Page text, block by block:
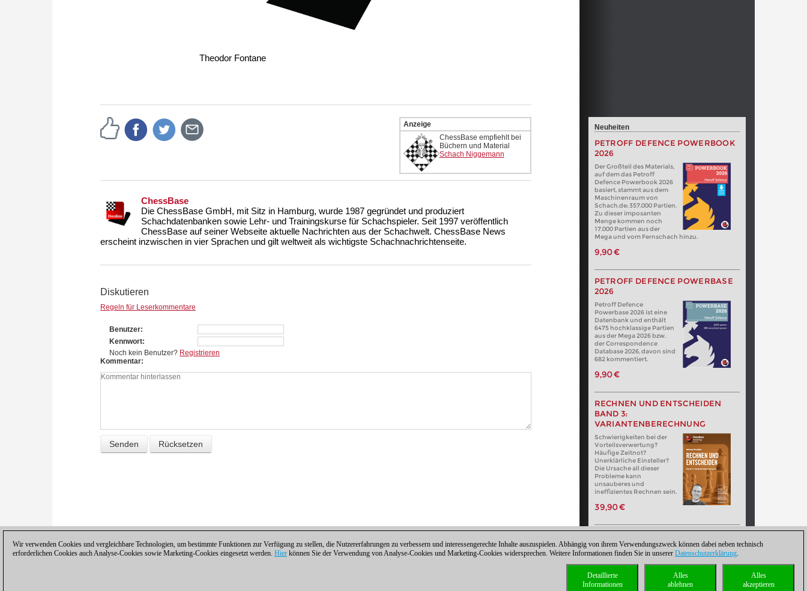
Theodor Fontane
Anzeige
ChessBase empfiehlt bei
Büchern und Material
Schach Niggemann
ChessBase
Die ChessBase GmbH, mit Sitz in Hamburg, wurde 1987 gegründet und produziert
Schachdatenbanken sowie Lehr- und Trainingskurse für Schachspieler. Seit 1997 veröffentlich
ChessBase auf seiner Webseite aktuelle Nachrichten aus der Schachwelt. ChessBase News
erscheint inzwischen in vier Sprachen und gilt weltweit als wichtigste Schachnachrichtenseite.
Diskutieren
Regeln für Leserkommentare
Benutzer
Kennwort
Noch kein Benutzer? Registrieren
Kommentar
Neuheiten
PETROFF DEFENCE POWERBOOK
2026
Der Großteil des Materials,
auf dem das Petroff
Defence Powerbook 2026
basiert, stammt aus dem
Maschinenraum von
Schach.de: 357.000 Partien.
Zu dieser imposanten
Menge kommen noch
17.000 Partien aus der
Mega und vom Fernschach hinzu.
9,90 €
PETROFF DEFENCE POWERBASE
2026
Petroff Defence
Powerbase 2026 ist eine
Datenbank und enthält
6475 hochklassige Partien
aus der Mega 2026 bzw.
der Correspondence
Database 2026, davon sind
682 kommentiert.
9,90 €
RECHNEN UND ENTSCHEIDEN
BAND 3:
VARIANTENBERECHNUNG
Schwierigkeiten bei der
Vorteilsverwertung?
Häufige Zeitnot?
Unerklärliche Einsteller?
Die Ursache all dieser
Probleme kann
unsauberes und
ineffizientes Rechnen sein.
39,90 €
Wir verwenden Cookies und vergleichbare Technologien, um bestimmte Funktionen zur Verfügung zu stellen, die Nutzererfahrungen zu verbessern und interessengerechte Inhalte auszuspielen. Abhängig von ihrem Verwendungszweck können dabei neben technisch
erforderlichen Cookies auch Analyse-Cookies sowie Marketing-Cookies eingesetzt werden. Hier können Sie der Verwendung von Analyse-Cookies und Marketing-Cookies widersprechen. Weitere Informationen finden Sie in unserer Datenschutzerklärung.
Alles
akzeptieren
Alles
ablehnen
Detaillierte
Informationen